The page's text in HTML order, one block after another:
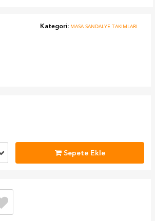
Kategori:MASA SANDALYE TAKIMLARI
Sepete Ekle